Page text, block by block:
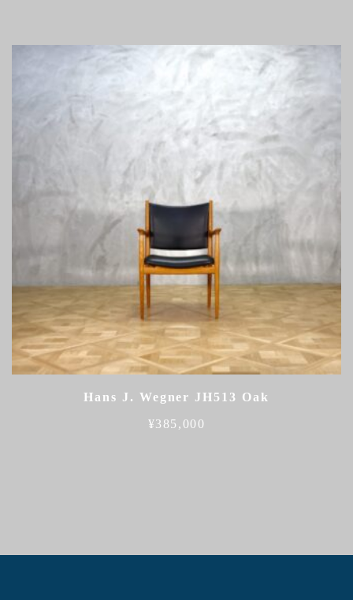
Hans J. Wegner JH513 Oak
¥385,000